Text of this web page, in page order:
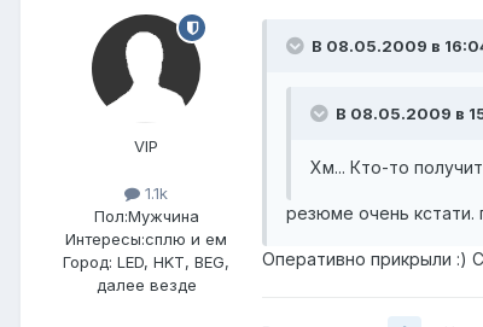
VIP
1.1k
Пол:Мужчина
Интересы:сплю и ем
Город: LED, HKT, BEG,
далее везде
В 08.05.2009 в
В 08.05.2009 в
Хм... Кто-то
резюме очень
Оперативно прикрыли :)